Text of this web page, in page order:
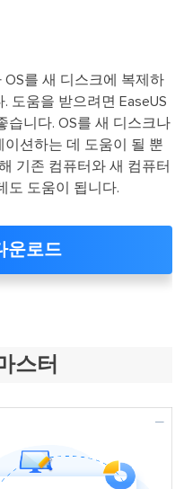
를 새 디스크에 복제하
도움을 받으려면 EaseUS
습니다. OS를 새 디스크나
션하는 데 도움이 될 뿐
기존 컴퓨터와 새 컴퓨터
도 도움이 됩니다.
운로드
스터